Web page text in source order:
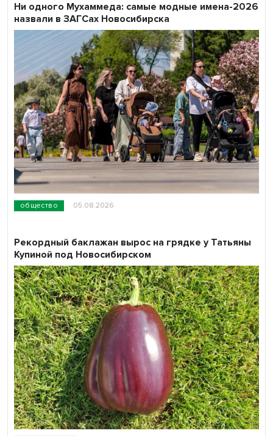
общество 05.08.2026
Ни одного Мухаммеда: самые модные имена-2026
назвали в ЗАГСах Новосибирска
Рекордный баклажан вырос на грядке у Татьяны
Купиной под Новосибирском